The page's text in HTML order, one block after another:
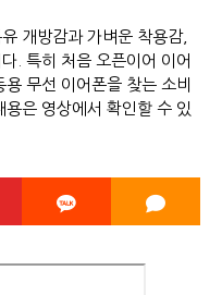
개방감과 가벼운 착용감,
. 특히 처음 오픈이어 이어
무선 이어폰을 찾는 소비
은 영상에서 확인할 수 있